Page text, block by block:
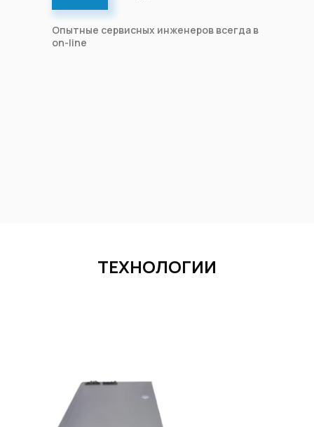
Опытные сервисных инженеров всегда в
on-line
ТЕХНОЛОГИИ